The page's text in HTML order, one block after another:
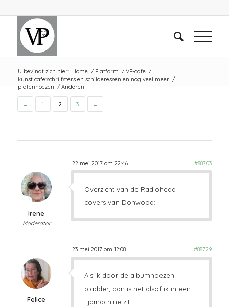
U bevindt zich hier: Home / Platform / VP-cafe /
kunst cafe:schrijfsters en schilderessen en nog veel meer /
platenhoezen /Anderen
← 1 2 3 →
22 mei 2017 om 22:46 #88703
Irene
Moderator
Overzicht van de Radiohead
covers van Donwood:
23 mei 2017 om 12:08 #88729
Felice
Als ik door de albumhoezen
bladder, dan is het alsof ik in een
tijdmachine zit…